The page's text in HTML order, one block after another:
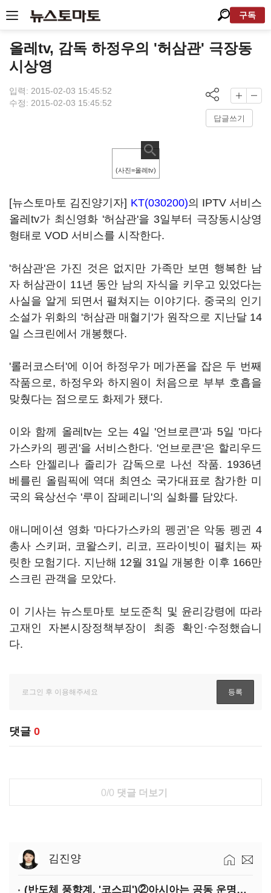
구독
올레tv, 감독 하정우의 '허삼관' 극장동
시상영
입력: 2015-02-03 15:45:52
수정: 2015-02-03 15:45:52
답글쓰기
(사진=올레tv)
[뉴스토마토 김진양기자] KT(030200)의 IPTV 서비스
올레tv가 최신영화 '허삼관'을 3일부터 극장동시상영
형태로 VOD 서비스를 시작한다.
'허삼관'은 가진 것은 없지만 가족만 보면 행복한 남
자 허삼관이 11년 동안 남의 자식을 키우고 있었다는
사실을 알게 되면서 펼쳐지는 이야기다. 중국의 인기
소설가 위화의 '허삼관 매혈기'가 원작으로 지난달 14
일 스크린에서 개봉했다.
'롤러코스터'에 이어 하정우가 메가폰을 잡은 두 번째
작품으로, 하정우와 하지원이 처음으로 부부 호흡을
맞췄다는 점으로도 화제가 됐다.
이와 함께 올레tv는 오는 4일 '언브로큰'과 5일 '마다
가스카의 펭귄'을 서비스한다. '언브로큰'은 할리우드
스타 안젤리나 졸리가 감독으로 나선 작품. 1936년
베를린 올림픽에 역대 최연소 국가대표로 참가한 미
국의 육상선수 '루이 잠페리니'의 실화를 담았다.
애니메이션 영화 '마다가스카의 펭귄’은 악동 펭귄 4
총사 스키퍼, 코왈스키, 리코, 프라이빗이 펼치는 짜
릿한 모험기다. 지난해 12월 31일 개봉한 이후 166만
스크린 관객을 모았다.
이 기사는 뉴스토마토 보도준칙 및 윤리강령에 따라
고재인 자본시장정책부장이 최종 확인·수정했습니
다.
댓글 0
0/0 댓글 더보기
김진양
(반도체 풍향계, '코스피')②아시아는 공동 운명체?…일본·대만도 '동반 출렁'